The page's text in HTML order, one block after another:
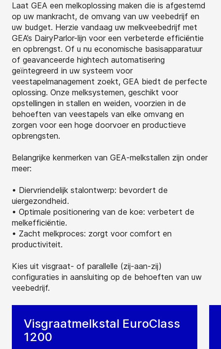
Laat GEA een melkoplossing maken die is afgestemd
op uw mankracht, de omvang van uw veebedrijf en
uw budget. Herzie vandaag uw melkveebedrijf met
GEA’s DairyParlor-lijn voor een verbeterde efficiëntie
en opbrengst. Of u nu economische basisapparatuur
of geavanceerde hightech automatisering
geïntegreerd in uw systeem voor
veestapelmanagement zoekt, GEA biedt de perfecte
oplossing. Onze melksystemen, geschikt voor
opstellingen in stallen en weiden, voorzien in de
behoeften van veestapels van elke omvang en
zorgen voor een hoge doorvoer en productieve
opbrengsten.
Belangrijke kenmerken van GEA-melkstallen zijn onder
meer:
• Diervriendelijk stalontwerp: bevordert de
uiergezondheid.
• Optimale positionering van de koe: verbetert de
melkefficiëntie.
• Zacht melkproces: zorgt voor comfort en
productiviteit.
Kies uit visgraat- of parallelle (zij-aan-zij)
configuraties in aansluiting op de behoeften van uw
veebedrijf.
Visgraatmelkstal EuroClass
1200